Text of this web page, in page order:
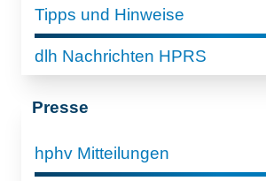
Tipps und Hinweise
dlh Nachrichten HPRS
Presse
hphv Mitteilungen